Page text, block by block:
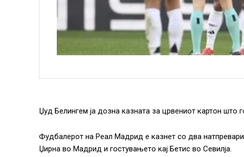
Џуд Белингем ја дозна казната за црвениот картон што
Фудбалерот на Реал Мадрид е казнет со два натпревари
Џирна во Мадрид и гостувањето кај Бетис во Севилја.